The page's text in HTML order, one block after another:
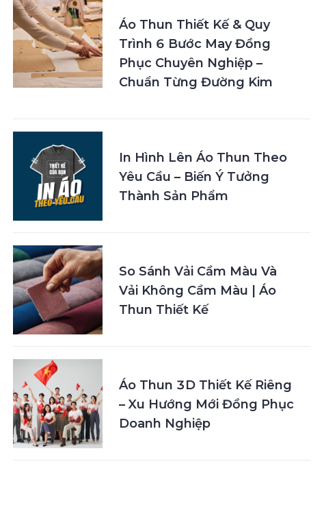
Áo Thun Thiết Kế & Quy
Trình 6 Bước May Đồng
Phục Chuyên Nghiệp –
Chuẩn Từng Đường Kim
In Hình Lên Áo Thun Theo
Yêu Cầu – Biến Ý Tưởng
Thành Sản Phẩm
So Sánh Vải Cầm Màu Và
Vải Không Cầm Màu | Áo
Thun Thiết Kế
Áo Thun 3D Thiết Kế Riêng
– Xu Hướng Mới Đồng Phục
Doanh Nghiệp